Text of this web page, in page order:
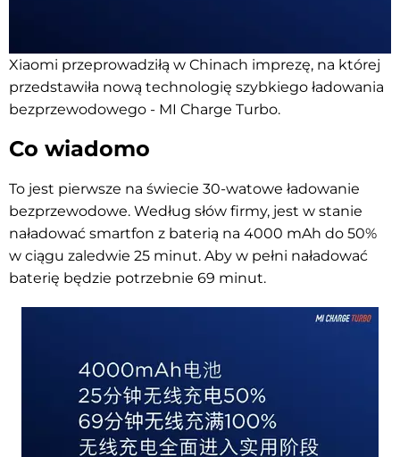
Xiaomi przeprowadziłą w Chinach imprezę, na której
przedstawiła nową technologię szybkiego ładowania
bezprzewodowego - MI Charge Turbo.
Co wiadomo
To jest pierwsze na świecie 30-watowe ładowanie
bezprzewodowe. Według słów firmy, jest w stanie
naładować smartfon z baterią na 4000 mAh do 50%
w ciągu zaledwie 25 minut. Aby w pełni naładować
baterię będzie potrzebnie 69 minut.